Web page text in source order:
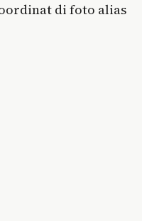
di foto alias